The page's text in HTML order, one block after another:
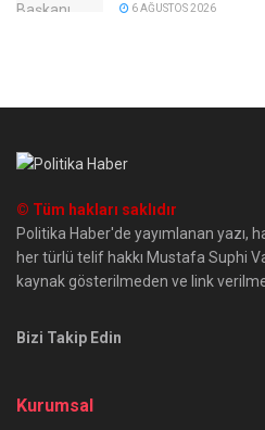
6 AĞUSTOS 2026
© Tüm hakları saklıdır
Politika Haber'de yayımlanan yazı,
her türlü telif hakkı Mustafa Suphi
kaynak gösterilmeden ve link
Bizi Takip Edin
Kurumsal